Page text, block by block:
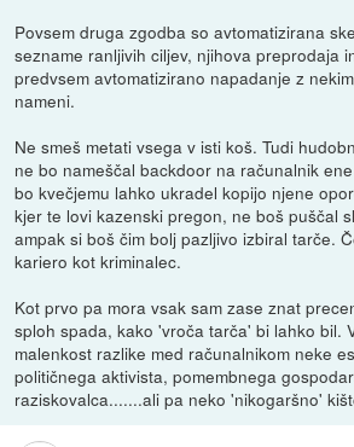
Povsem druga zgodba so avtomatizirana
sezname ranljivih ciljev, njihova preprodaja
predvsem avtomatizirano napadanje z
nameni.
Ne smeš metati vsega v isti koš. Tudi
ne bo nameščal backdoor na računalnik
bo kvečjemu lahko ukradel kopijo njene
kjer te lovi kazenski pregon, ne boš puščal
ampak si boš čim bolj pazljivo izbiral tarče.
kariero kot kriminalec.
Kot prvo pa mora vsak sam zase znat
sploh spada, kako 'vroča tarča' bi lahko bil.
malenkost razlike med računalnikom neke
političnega aktivista, pomembnega
raziskovalca.......ali pa neko 'nikogaršno'